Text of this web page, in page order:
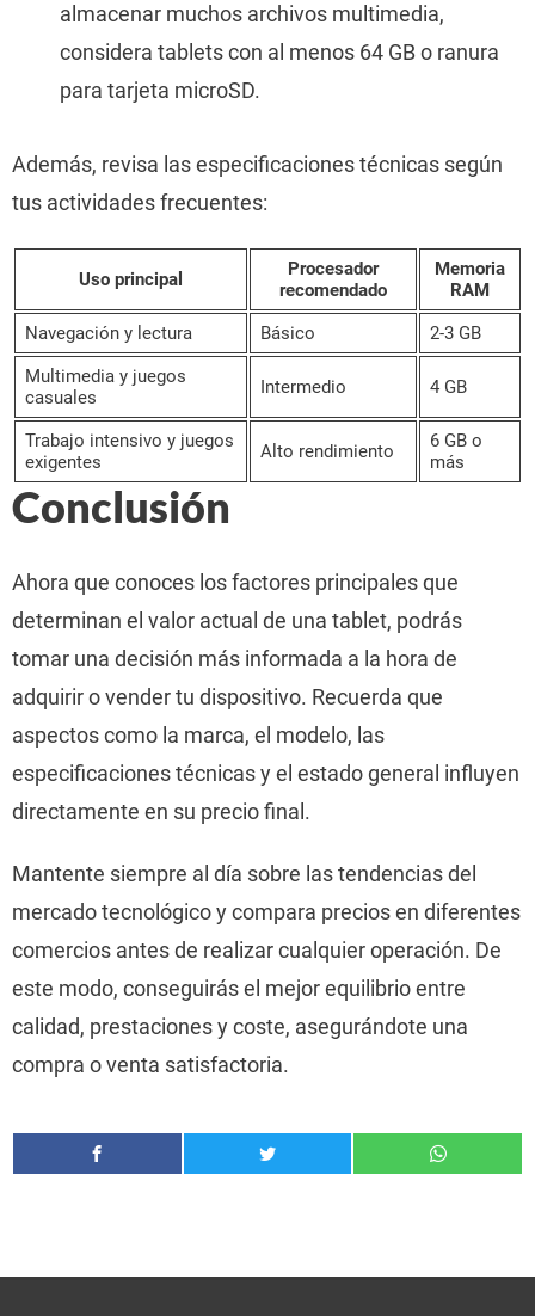
almacenar muchos archivos multimedia,
considera tablets con al menos 64 GB o ranura
para tarjeta microSD.
Además, revisa las especificaciones técnicas según
tus actividades frecuentes:
Uso principal
Procesador
recomendado
Memoria
RAM
Navegación y lectura
Básico
2-3 GB
Multimedia y juegos
casuales
Intermedio 4 GB
Trabajo intensivo y juegos
exigentes
Alto rendimiento
6 GB o
más
Conclusión
Ahora que conoces los factores principales que
determinan el valor actual de una tablet, podrás
tomar una decisión más informada a la hora de
adquirir o vender tu dispositivo. Recuerda que
aspectos como la marca, el modelo, las
especificaciones técnicas y el estado general influyen
directamente en su precio final.
Mantente siempre al día sobre las tendencias del
mercado tecnológico y compara precios en diferentes
comercios antes de realizar cualquier operación. De
este modo, conseguirás el mejor equilibrio entre
calidad, prestaciones y coste, asegurándote una
compra o venta satisfactoria.